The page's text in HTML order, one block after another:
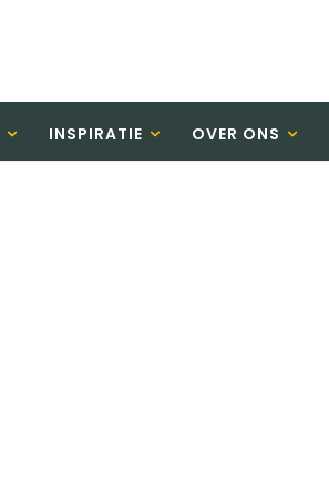
INSPIRATIE OVER ONS